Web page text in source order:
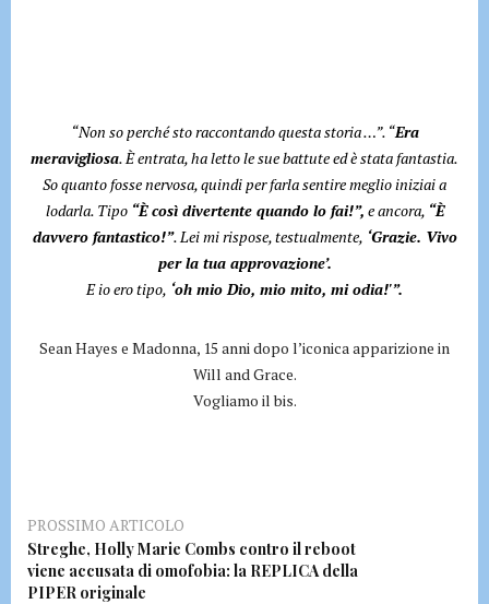
“Non so perché sto raccontando questa storia …”. “Era
meravigliosa. È entrata, ha letto le sue battute ed è stata fantastia.
So quanto fosse nervosa, quindi per farla sentire meglio iniziai a
lodarla. Tipo “È così divertente quando lo fai!”, e ancora, “È
davvero fantastico!”. Lei mi rispose, testualmente, ‘Grazie. Vivo
per la tua approvazione’.
E io ero tipo, ‘oh mio Dio, mio mito, mi odia!'”.
Sean Hayes e Madonna, 15 anni dopo l’iconica apparizione in
Will and Grace.
Vogliamo il bis.
PROSSIMO ARTICOLO
Streghe, Holly Marie Combs contro il reboot
viene accusata di omofobia: la REPLICA della
PIPER originale